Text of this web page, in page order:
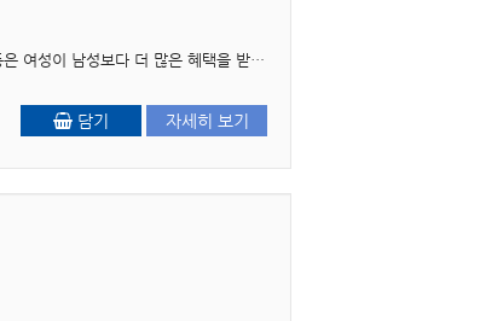
머리말 오늘날 우리 사회에서 ‘성평등’은 더 이상 낯선 구호가 아니다. 그러나 여전히 많은 이들에게 성평등은 여성이 남성보다 더 많은 혜택을 받는 역차별의 문제로 오해받거나, ..
담기 자세히 보기